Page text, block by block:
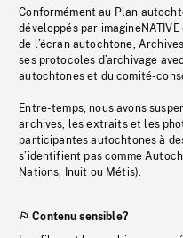
Conformément au Plan
développés par
de l’écran autochtone,
ses protocoles d’archivage
autochtones et du comité-
Entre-temps, nous avons
archives, les extraits et les
participantes autochtones à
s’identifient pas comme
Nations, Inuit ou Métis).
Contenu sensible?